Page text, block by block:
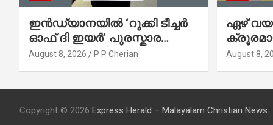
ഇൻഡ്യാനയിൽ ‘റൂക്കി ടീച്ചർ
ഓഫ് ദി ഇയർ’ പുരസ്കാര
ജേതാവും സഹോദരനും ലേക്ക്
August 8, 2026 P P Cherian
ഏഴ്
August 8,
Copyright © 2026 Express Herald – Malayalam Christian News